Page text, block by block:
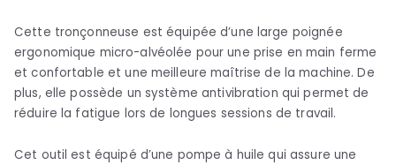
Cette tronçonneuse est équipée d’une large poignée
ergonomique micro-alvéolée pour une prise en main ferme
et confortable et une meilleure maîtrise de la machine. De
plus, elle possède un système antivibration qui permet de
réduire la fatigue lors de longues sessions de travail.
Cet outil est équipé d’une pompe à huile qui assure une